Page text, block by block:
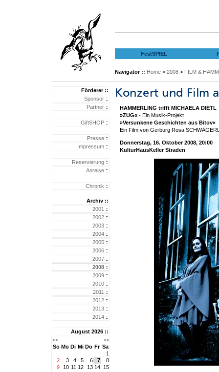
FestSPIEL
Navigator :: Home > 2008 > FILM &
Förderer ::
Sponsor ::
Partner ::
GiftSHOP ::
Presse ::
Impressum ::
Reservierung ::
Anreise ::
Chronik ::
Archiv ::
2001 ::
2002 ::
2003 ::
2004 ::
2005 ::
2006 ::
2007 ::
2008 ::
2009 ::
2010 ::
2011 ::
2012 ::
2013 ::
2014 ::
August 2026 ::
<<
>>
So Mo Di Mi Do Fr Sa
1
2
3 4 5 6 7
8
9
10 11 12 13 14 15
HAMMERLING trifft MICHAELA DIETL
»ZUG« - Ein Musik-Projekt
»Versunkene Geschichten aus Bitov«
Ein Film von Gerburg Rosa
Donnerstag, 16. Oktober 2008, 20:00
KulturHausKeller Straden